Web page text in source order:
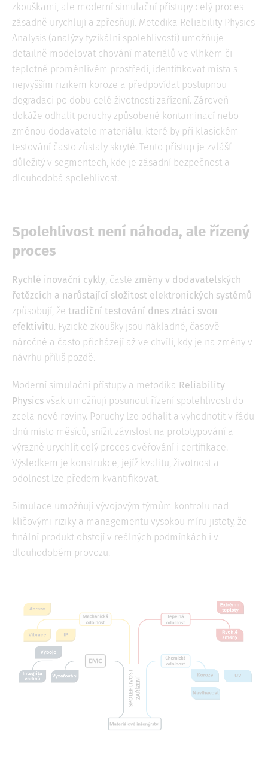
zkouškami, ale moderní simulační přístupy celý proces
zásadně urychlují a zpřesňují. Metodika Reliability Physics
Analysis (analýzy fyzikální spolehlivosti) umožňuje
detailně modelovat chování materiálů ve vlhkém či
teplotně proměnlivém prostředí, identifikovat místa s
nejvyšším rizikem koroze a předpovídat postupnou
degradaci po dobu celé životnosti zařízení. Zároveň
dokáže odhalit poruchy způsobené kontaminací nebo
změnou dodavatele materiálu, které by při klasickém
testování často zůstaly skryté. Tento přístup je zvlášť
důležitý v segmentech, kde je zásadní bezpečnost a
dlouhodobá spolehlivost.
Spolehlivost není náhoda, ale řízený
proces
Rychlé inovační cykly, časté změny v dodavatelských
řetězcích a narůstající složitost elektronických systémů
způsobují, že tradiční testování dnes ztrácí svou
efektivitu. Fyzické zkoušky jsou nákladné, časově
náročné a často přicházejí až ve chvíli, kdy je na změny v
návrhu příliš pozdě.
Moderní simulační přístupy a metodika Reliability
Physics však umožňují posunout řízení spolehlivosti do
zcela nové roviny. Poruchy lze odhalit a vyhodnotit v řádu
dnů místo měsíců, snížit závislost na prototypování a
výrazně urychlit celý proces ověřování i certifikace.
Výsledkem je konstrukce, jejíž kvalitu, životnost a
odolnost lze předem kvantifikovat.
Simulace umožňují vývojovým týmům kontrolu nad
klíčovými riziky a managementu vysokou míru jistoty, že
finální produkt obstojí v reálných podmínkách i v
dlouhodobém provozu.
Image